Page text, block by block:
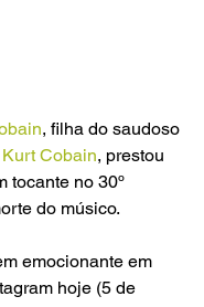
, filha do saudoso
Kurt Cobain, prestou
tocante no 30º
do músico.
emocionante em
hoje (5 de